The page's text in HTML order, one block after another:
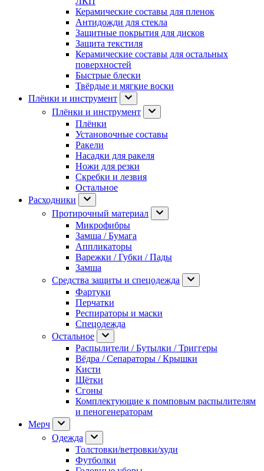
Керамические составы для пленок
Антидожди для стекла
Защитные покрытия для дисков
Защита текстиля
Керамические составы для остальных
поверхностей
Быстрые блески
Твёрдые и мягкие воски
Плёнки и инструмент
Плёнки и инструмент
Плёнки
Установочные составы
Ракели
Насадки для ракеля
Ножи для резки
Скребки и лезвия
Остальное
Расходники
Протирочный материал
Микрофибры
Замша / Бумага
Аппликаторы
Варежки / Губки / Пады
Замша
Средства защиты и спецодежда
Фартуки
Перчатки
Респираторы и маски
Спецодежда
Остальное
Распылители / Бутылки / Триггеры
Вёдра / Сепараторы / Крышки
Кисти
Щётки
Сгоны
Комплектующие к помповым распылителям
и пеногенераторам
Мерч
Одежда
Толстовки/ветровки/худи
Футболки